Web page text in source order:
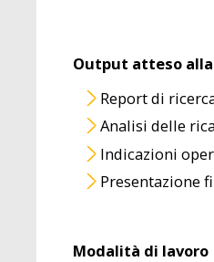
Output atteso
Report di
Analisi delle
Indicazioni
Presentazione
Modalità di lavoro